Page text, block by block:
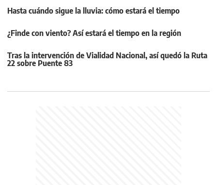
Hasta cuándo sigue la lluvia: cómo estará el tiempo
¿Finde con viento? Así estará el tiempo en la región
Tras la intervención de Vialidad Nacional, así quedó la Ruta
22 sobre Puente 83